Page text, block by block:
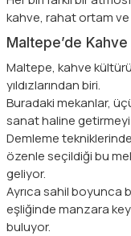
kahve, rahat ortam ve
Maltepe’de Kahve
Maltepe, kahve kültürü
yıldızlarından biri.
Buradaki mekanlar,
sanat haline getirmeyi
Demleme
özenle seçildiği bu
geliyor.
Ayrıca sahil boyunca
eşliğinde manzara
buluyor.